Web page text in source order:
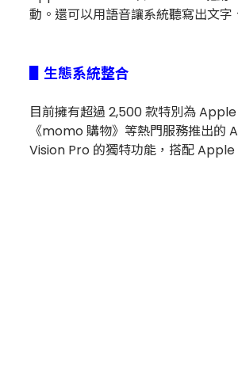
動。還可以用語音讓系統聽寫出文
▋生態系統整合
目前擁有超過 2,500 款特別為
《momo 購物》等熱門服務推出
Vision Pro 的獨特功能，搭配